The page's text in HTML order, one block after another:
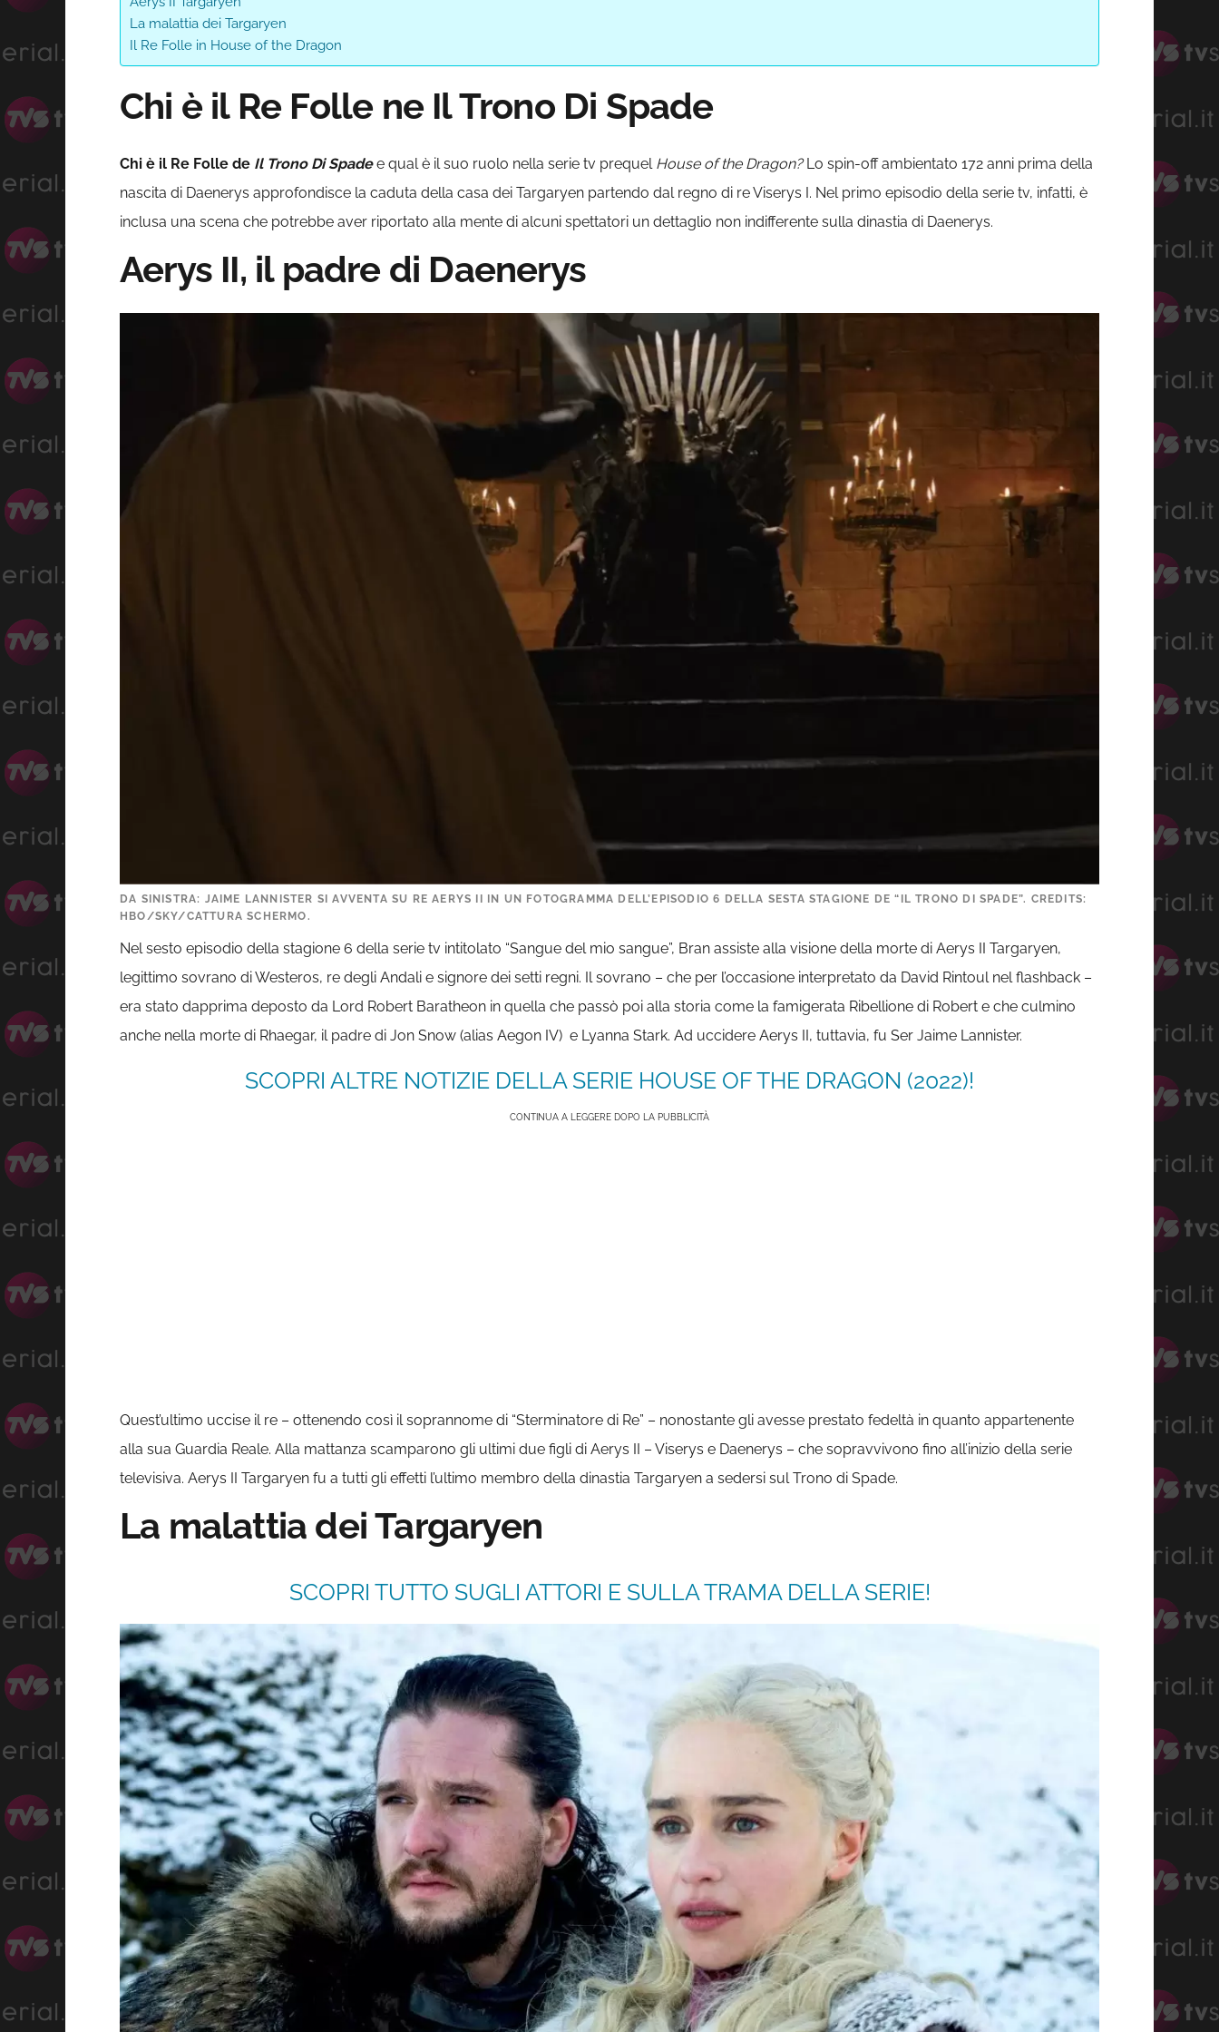
La malattia dei Targaryen
Il Re Folle in House of the Dragon
Chi è il Re Folle ne Il Trono Di Spade
Chi è il Re Folle de Il Trono Di Spadee qual è il suo ruolo nella serie tv prequel House of the Dragon?Lo spin-off ambientato 172 anni prima della
nascita di Daenerys approfondisce la caduta della casa dei Targaryen partendo dal regno di re Viserys I. Nel primo episodio della serie tv, infatti, è
inclusa una scena che potrebbe aver riportato alla mente di alcuni spettatori un dettaglio non indifferente sulla dinastia di Daenerys.
Aerys II, il padre di Daenerys
DA SINISTRA: JAIME LANNISTER SI AVVENTA SU RE AERYS II IN UN FOTOGRAMMA DELL’EPISODIO 6 DELLA SESTA STAGIONE DE “IL TRONO DI SPADE”. CREDITS:
HBO/SKY/CATTURA SCHERMO.
Nel sesto episodio della stagione 6 della serie tv intitolato “Sangue del mio sangue”, Bran assiste alla visione della morte di Aerys II Targaryen,
legittimo sovrano di Westeros, re degli Andali e signore dei setti regni. Il sovrano – che per l’occasione interpretato da David Rintoul nel flashback –
era stato dapprima deposto da Lord Robert Baratheon in quella che passò poi alla storia come la famigerata Ribellione di Robert e che culmino
anche nella morte di Rhaegar, il padre di Jon Snow (alias Aegon IV) e Lyanna Stark. Ad uccidere Aerys II, tuttavia, fu Ser Jaime Lannister.
SCOPRI ALTRE NOTIZIE DELLA SERIE HOUSE OF THE DRAGON (2022)!
CONTINUA A LEGGERE DOPO LA PUBBLICITÀ
Quest’ultimo uccise il re – ottenendo così il soprannome di “Sterminatore di Re” – nonostante gli avesse prestato fedeltà in quanto appartenente
alla sua Guardia Reale. Alla mattanza scamparono gli ultimi due figli di Aerys II – Viserys e Daenerys – che sopravvivono fino all’inizio della serie
televisiva. Aerys II Targaryen fu a tutti gli effetti l’ultimo membro della dinastia Targaryen a sedersi sul Trono di Spade.
La malattia dei Targaryen
SCOPRI TUTTO SUGLI ATTORI E SULLA TRAMA DELLA SERIE!